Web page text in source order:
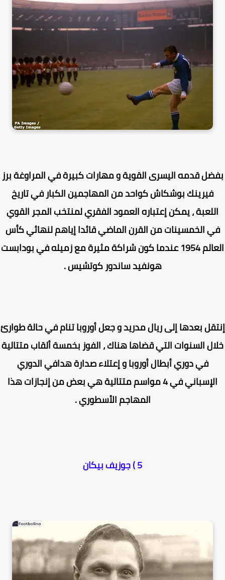
قدمه اليسرى القوية و مهارات كبيرة في المراوغة برز
فيرينك بوشكاش كواحد من المهاجمين الكبار في تاريخ
، يمكن إعتباره العمود الفقري لمنتخب المجر القوي
الخمسينات من القرن الماضي قائدا إياهم لنهائي كأس
العالم 1954 عندما كون شراكة مثيرة مع زميله في بودابست
هونفيد ساندور كوتشيس .
بعدها إلى ريال مدريد و جعل أوروبا تنام في حالة طوارئ
السنوات التي قضاها هناك ، الفوز بخمسة ألقاب متتالية
في دوري أبطال أوروبا و إعتلاء صدارة هدافي الدوري
الإسباني في 4 مواسم متتالية هي بعض من إنجازات هذا
المهاجم الأسطوري .